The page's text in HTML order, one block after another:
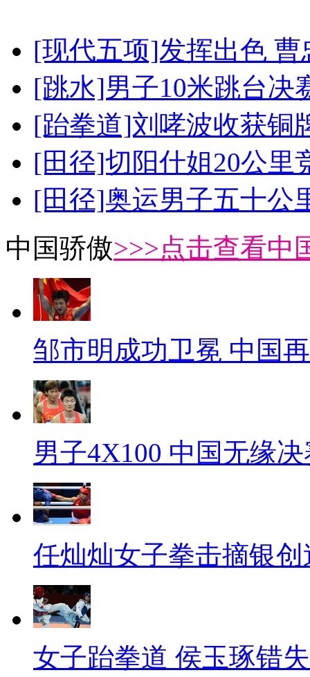
[现代五项]发挥出色
[跳水]男子10米跳台决
[跆拳道]刘哮波收获铜
[田径]切阳什姐20公里
[田径]奥运男子五十公
中国骄傲>>>点击查看中
邹市明成功卫冕 中国
男子4X100 中国无缘
任灿灿女子拳击摘银
女子跆拳道 侯玉琢错